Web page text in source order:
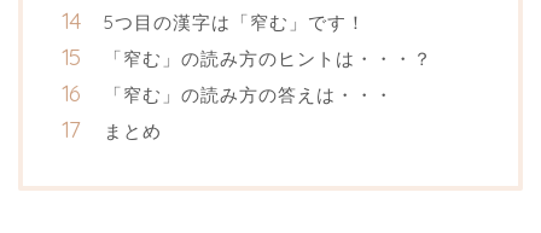
5つ目の漢字は「窄む」です！
「窄む」の読み方のヒントは・・・？
「窄む」の読み方の答えは・・・
まとめ